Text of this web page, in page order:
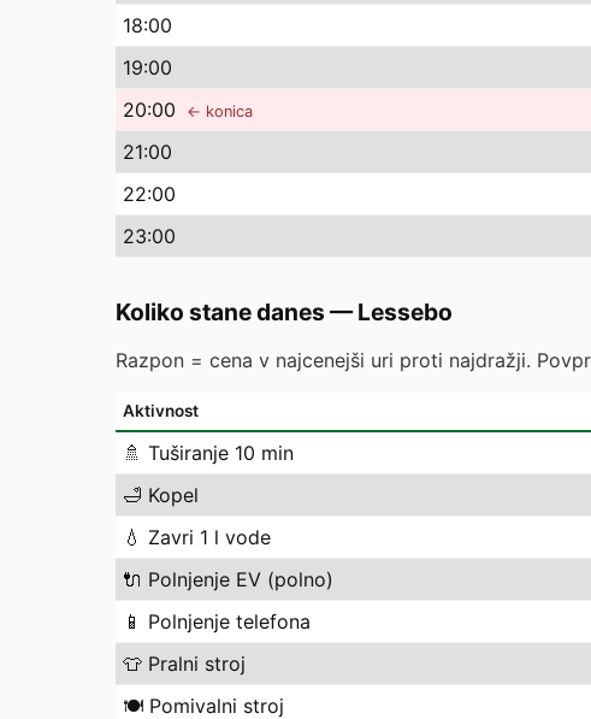
18:00
19:00
20:00 ← konica
21:00
22:00
23:00
Koliko stane danes —Lessebo
Razpon = cena v najcenejši uri proti najdražji.
Aktivnost
🚿 Tuširanje 10 min
🛁 Kopel
💧 Zavri 1 l vode
🔌 Polnjenje EV (polno)
📱 Polnjenje telefona
👕 Pralni stroj
🍽️ Pomivalni stroj